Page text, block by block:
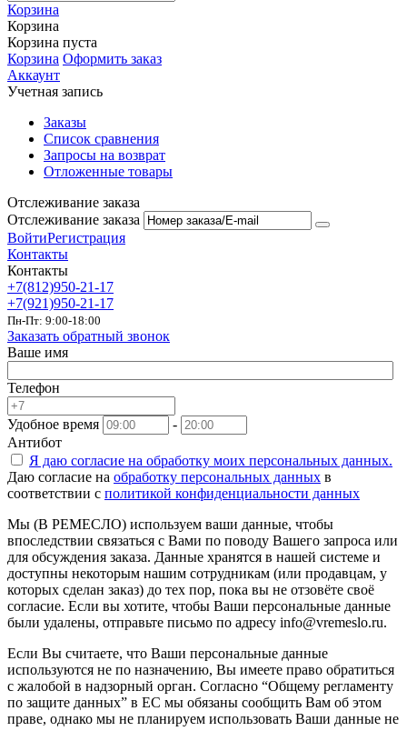
Корзина
Корзина
Корзина пуста
Корзина Оформить заказ
Аккаунт
Учетная запись
Заказы
Список сравнения
Запросы на возврат
Отложенные товары
Отслеживание заказа
Отслеживание заказа
ВойтиРегистрация
Контакты
Контакты
+7(812)950-21-17
+7(921)950-21-17
Пн-Пт: 9:00-18:00
Заказать обратный звонок
Ваше имя
Телефон
Удобное время
-
Антибот
Я даю согласие на обработку моих персональных данных.
Даю согласие на обработку персональных данных в
соответствии с политикой конфиденциальности данных
Мы (В РЕМЕСЛО) используем ваши данные, чтобы
впоследствии связаться с Вами по поводу Вашего запроса или
для обсуждения заказа. Данные хранятся в нашей системе и
доступны некоторым нашим сотрудникам (или продавцам, у
которых сделан заказ) до тех пор, пока вы не отзовёте своё
согласие. Если вы хотите, чтобы Ваши персональные данные
были удалены, отправьте письмо по адресу info@vremeslo.ru.
Если Вы считаете, что Ваши персональные данные
используются не по назначению, Вы имеете право обратиться
с жалобой в надзорный орган. Согласно “Общему регламенту
по защите данных” в ЕС мы обязаны сообщить Вам об этом
праве, однако мы не планируем использовать Ваши данные не